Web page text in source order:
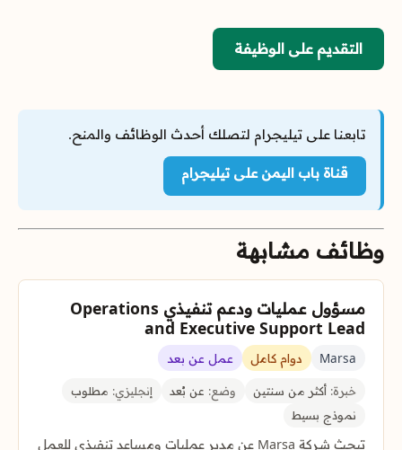
التقديم على الوظيفة
تابعنا على تيليجرام لتصلك أحدث الوظائف والمنح.
قناة باب اليمن على تيليجرام
وظائف مشابهة
مسؤول عمليات ودعم تنفيذي Operations
and Executive Support Lead
Marsa دوام كامل عمل عن بعد
خبرة: أكثر من سنتين وضع: عن بُعد إنجليزي: مطلوب
نموذج بسيط
تبحث شركة Marsa عن مدير عمليات ومساعد تنفيذي للعمل